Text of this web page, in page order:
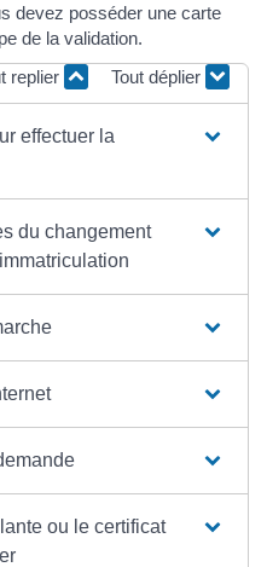
devez posséder une carte
de la validation.
replier
Tout déplier
effectuer la
du changement
ou le certificat